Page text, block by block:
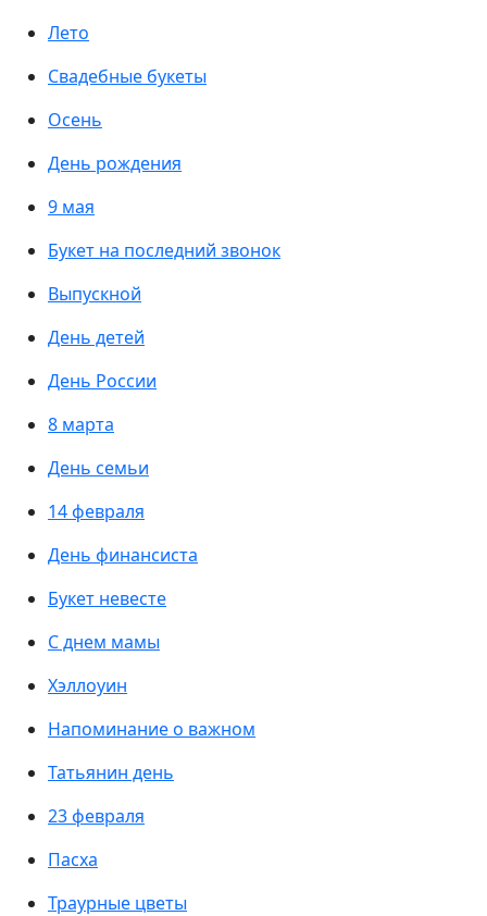
Лето
Свадебные букеты
Осень
День рождения
9 мая
Букет на последний звонок
Выпускной
День детей
День России
8 марта
День семьи
14 февраля
День финансиста
Букет невесте
С днем мамы
Хэллоуин
Напоминание о важном
Татьянин день
23 февраля
Пасха
Траурные цветы